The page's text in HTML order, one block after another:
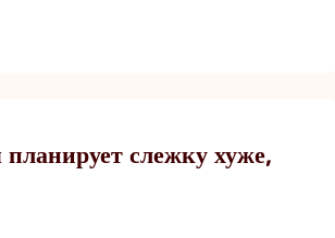
слежку хуже,